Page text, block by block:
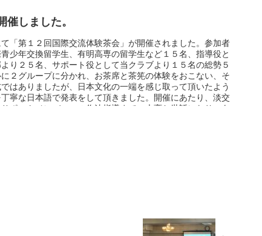
催しました。
「第１２回国際交流体験茶会」が開催されました。参加者
少年交換留学生、有明高専の留学生など１５名、指導役と
り２５名、サポート役として当クラブより１５名の総勢５
２グループに分かれ、お茶席と茶筅の体験をおこない、そ
はありましたが、日本文化の一端を感じ取って頂いたよう
寧な日本語で発表をして頂きました。開催にあたり、淡交
ポートメンバーへの作法指導まで、大変お世話になり、あ